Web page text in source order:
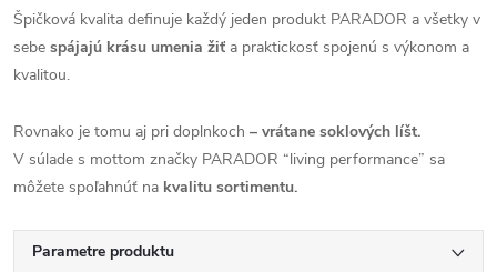
Špičková kvalita definuje každý jeden produkt PARADOR a všetky v
sebe spájajú krásu umenia žiť a praktickosť spojenú s výkonom a
kvalitou.
Rovnako je tomu aj pri doplnkoch – vrátane soklových líšt.
V súlade s mottom značky PARADOR “living performance” sa
môžete spoľahnúť na kvalitu sortimentu.
Parametre produktu